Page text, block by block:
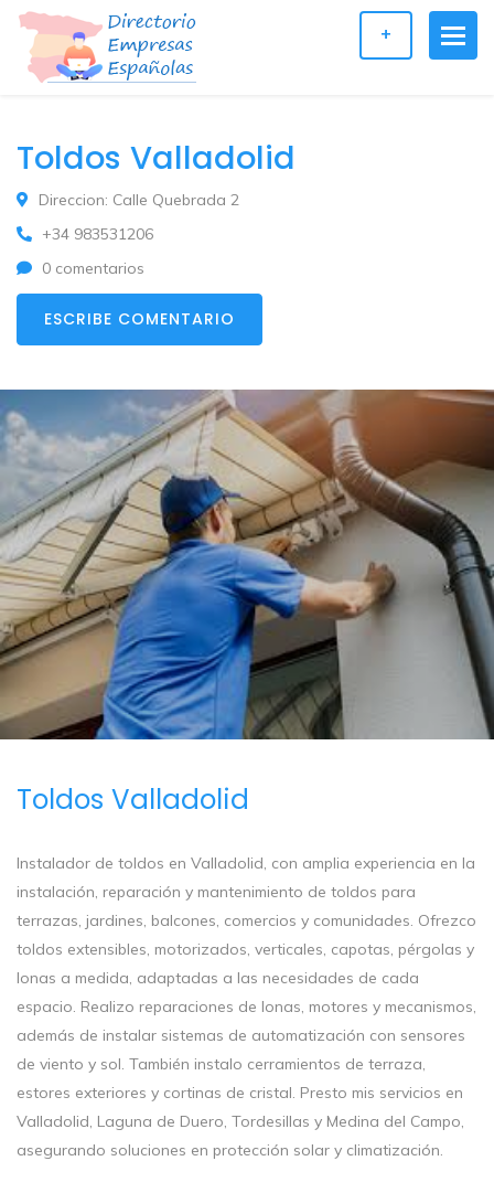
+
Toldos Valladolid
Direccion: Calle Quebrada 2
+34 983531206
0 comentarios
ESCRIBE COMENTARIO
Toldos Valladolid
Instalador de toldos en Valladolid, con amplia experiencia en la
instalación, reparación y mantenimiento de toldos para
terrazas, jardines, balcones, comercios y comunidades. Ofrezco
toldos extensibles, motorizados, verticales, capotas, pérgolas y
lonas a medida, adaptadas a las necesidades de cada
espacio. Realizo reparaciones de lonas, motores y mecanismos,
además de instalar sistemas de automatización con sensores
de viento y sol. También instalo cerramientos de terraza,
estores exteriores y cortinas de cristal. Presto mis servicios en
Valladolid, Laguna de Duero, Tordesillas y Medina del Campo,
asegurando soluciones en protección solar y climatización.